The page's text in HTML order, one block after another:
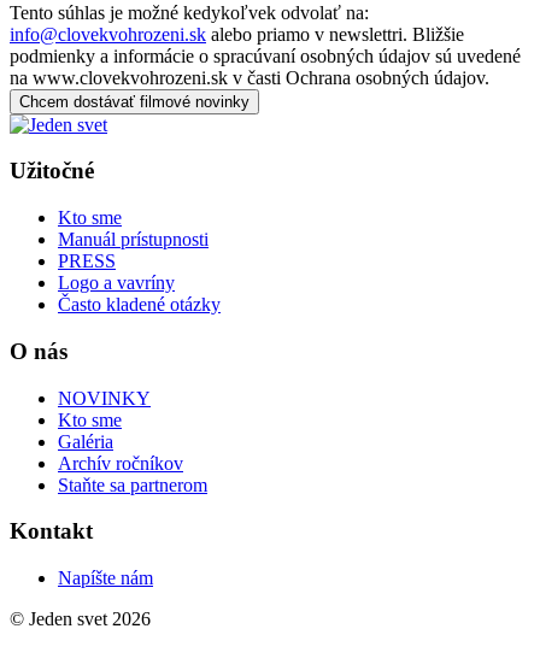
Tento súhlas je možné kedykoľvek odvolať na:
info@clovekvohrozeni.sk alebo priamo v newslettri. Bližšie
podmienky a informácie o spracúvaní osobných údajov sú uvedené
na www.clovekvohrozeni.sk v časti Ochrana osobných údajov.
Chcem dostávať filmové novinky
Užitočné
Kto sme
Manuál prístupnosti
PRESS
Logo a vavríny
Často kladené otázky
O nás
NOVINKY
Kto sme
Galéria
Archív ročníkov
Staňte sa partnerom
Kontakt
Napíšte nám
© Jeden svet 2026